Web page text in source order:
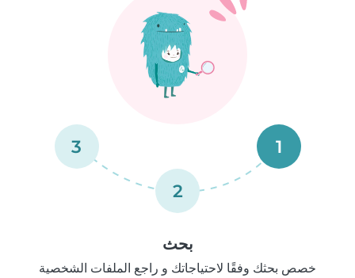
1
2
3
بحث
خصص بحثك وفقًا لاحتياجاتك و راجع الملفات الشخصية